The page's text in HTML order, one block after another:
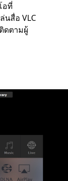
อที่
นสื่อ VLC
ดตามผู้